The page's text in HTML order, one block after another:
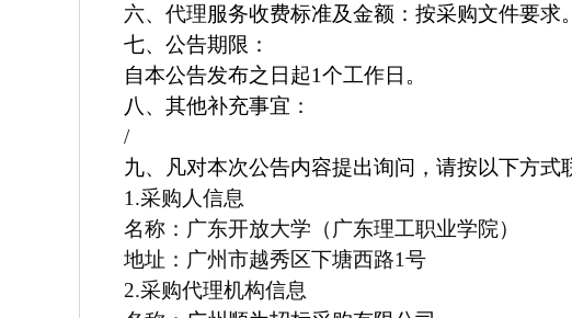
六、代理服务收费标准及金额：按采购文件要求
七、公告期限：
自本公告发布之日起1个工作日。
八、其他补充事宜 ：
/
九、凡对本次公告内容提出询问，请按以下方式
1.采购人信息
名称：广东开放大学（广东理工职业学院）
地址：广州市越秀区下塘西路1号
2.采购代理机构信息